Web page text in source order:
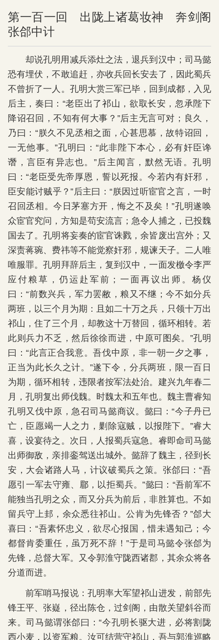
第一百一回 出陇上诸葛妆神 奔剑阁
张郃中计
却说孔明用减兵添灶之法，退兵到汉中；司马懿
恐有埋伏，不敢追赶，亦收兵回长安去了，因此蜀兵
不曾折了一人。孔明大赏三军已毕，回到成都，入见
后主，奏曰：“老臣出了祁山，欲取长安，忽承陛下
降诏召回，不知有何大事？”后主无言可对；良久，
乃曰：“朕久不见丞相之面，心甚思慕，故特诏回，
一无他事。”孔明曰：“此非陛下本心，必有奸臣谗
谮，言臣有异志也。”后主闻言，默然无语。孔明
曰：“老臣受先帝厚恩，誓以死报。今若内有奸邪，
臣安能讨贼乎？”后主曰：“朕因过听宦官之言，一时
召回丞相。今日茅塞方开，悔之不及矣！”孔明遂唤
众宦官究问，方知是苟安流言；急令人捕之，已投魏
国去了。孔明将妄奏的宦官诛戮，余皆废出宫外；又
深责蒋琬、费祎等不能觉察奸邪，规谏天子。二人唯
唯服罪。孔明拜辞后主，复到汉中，一面发檄令李严
应付粮草，仍运赴军前；一面再议出师。杨仪
曰：“前数兴兵，军力罢敝，粮又不继；今不如分兵
两班，以三个月为期：且如二十万之兵，只领十万出
祁山，住了三个月，却教这十万替回，循环相转。若
此则兵力不乏，然后徐徐而进，中原可图矣。”孔明
曰：“此言正合我意。吾伐中原，非一朝一夕之事，
正当为此长久之计。”遂下令，分兵两班，限一百日
为期，循环相转，违限者按军法处治。建兴九年春二
月，孔明复出师伐魏。时魏太和五年也。魏主曹睿知
孔明又伐中原，急召司马懿商议。懿曰：“今子丹已
亡，臣愿竭一人之力，剿除寇贼，以报陛下。”睿大
喜，设宴待之。次日，人报蜀兵寇急。睿即命司马懿
出师御敌，亲排銮驾送出城外。懿辞了魏主，径到长
安，大会诸路人马，计议破蜀兵之策。张郃曰：“吾
愿引一军去守雍、郿，以拒蜀兵。”懿曰：“吾前军不
能独当孔明之众，而又分兵为前后，非胜算也。不如
留兵守上邽，余众悉往祁山。公肯为先锋否？”郃大
喜曰：“吾素怀忠义，欲尽心报国，惜未遇知己；今
都督肯委重任，虽万死不辞！”于是司马懿令张郃为
先锋，总督大军。又令郭淮守陇西诸郡，其余众将各
分道而进。
前军哨马报说：孔明率大军望祁山进发，前部先
锋王平、张嶷，径出陈仓，过剑阁，由散关望斜谷而
来。司马懿谓张郃曰：“今孔明长驱大进，必将割陇
西小麦，以资军粮。汝可结营守祁山，吾与郭淮巡略